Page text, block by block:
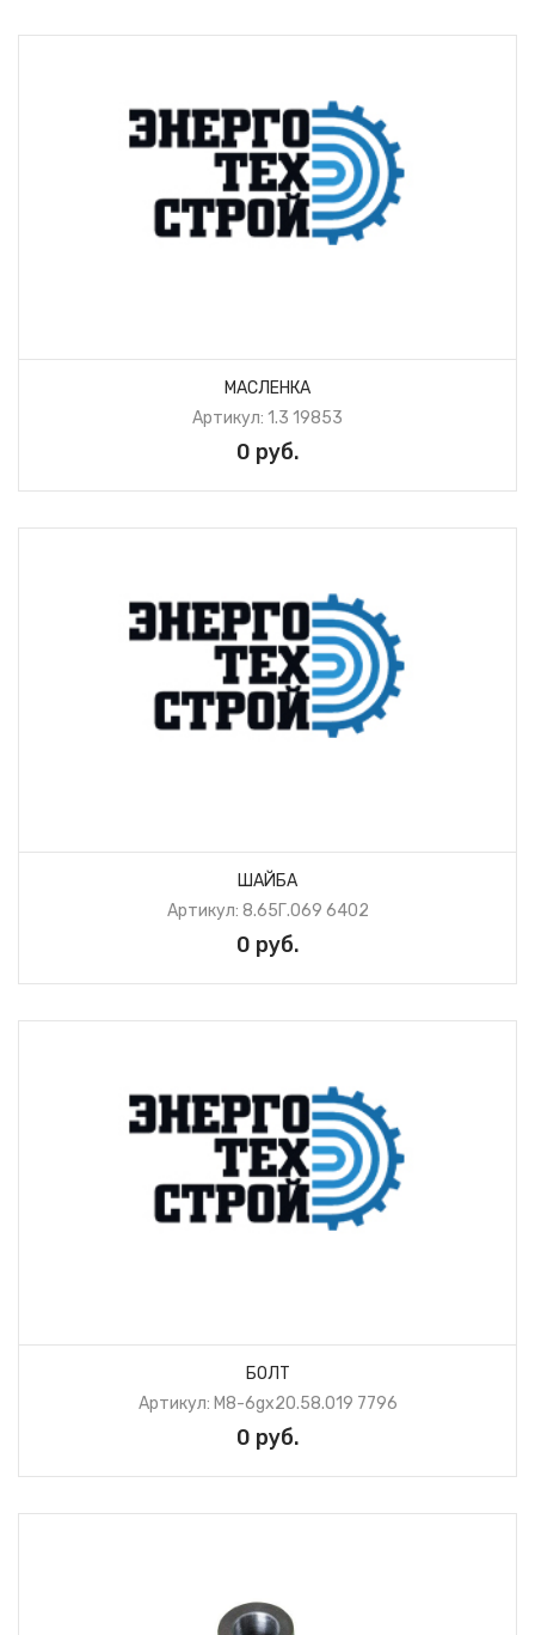
МАСЛЕНКА
Артикул: 1.3 19853
0 руб.
ШАЙБА
Артикул: 8.65Г.069 6402
0 руб.
БОЛТ
Артикул: М8-6gх20.58.019 7796
0 руб.